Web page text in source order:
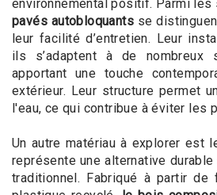
environnemental positif. Parmi
pavés autobloquantsse
leur facilité d’entretien. Leur
ils s’adaptent à de nombreux
apportant une touche
extérieur. Leur structure permet
l'eau, ce qui contribue à éviter les
Un autre matériau à explorer est
représente une alternative
traditionnel. Fabriqué à partir